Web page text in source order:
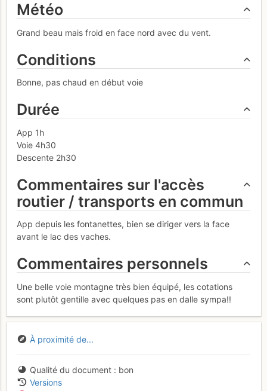
Météo
Grand beau mais froid en face nord avec du vent.
Conditions
Bonne, pas chaud en début voie
Durée
App 1h
Voie 4h30
Descente 2h30
Commentaires sur l'accès
routier / transports en commun
App depuis les fontanettes, bien se diriger vers la face
avant le lac des vaches.
Commentaires personnels
Une belle voie montagne très bien équipé, les cotations
sont plutôt gentille avec quelques pas en dalle sympa!!
À proximité de...
Qualité du document
bon
Versions